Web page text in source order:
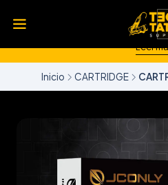
💥 Insumos, máquinas y tecnología
necesitas para llevar tu arte al
Leer
Inicio CARTRIDGE